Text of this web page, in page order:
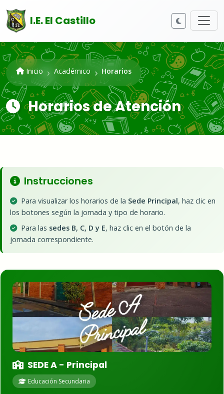
I.E. El Castillo
Inicio Académico Horarios
Horarios de Atención
Instrucciones
Para visualizar los horarios de la Sede Principal, haz clic en
los botones según la jornada y tipo de horario.
Para las sedes B, C, D y E, haz clic en el botón de la
jornada correspondiente.
SEDE A - Principal
Educación Secundaria